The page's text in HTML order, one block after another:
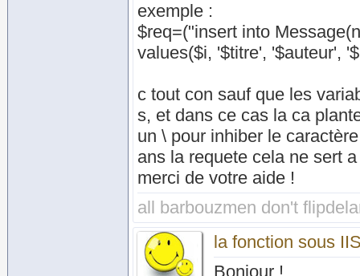
exemple :
$req=("insert into
values($i, '$titre', '$auteur',
c tout con sauf que les
s, et dans ce cas la ca
un \ pour inhiber le
ans la requete cela ne sert
merci de votre aide !
all barbouzmen don't
la fonction sous
Bonjour !